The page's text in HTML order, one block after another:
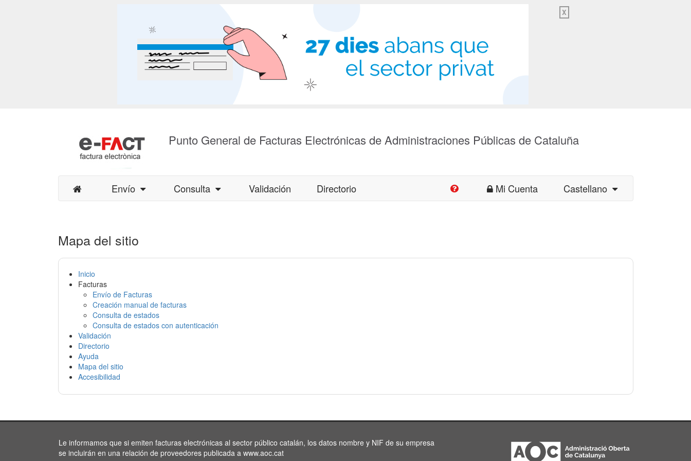
X
Punto General de Facturas Electrónicas de Administraciones Públicas de Cataluña
Envío Consulta Validación Directorio Mi Cuenta Castellano
Mapa del sitio
Inicio
Facturas
Envío de Facturas
Creación manual de facturas
Consulta de estados
Consulta de estados con autenticación
Validación
Directorio
Ayuda
Mapa del sitio
Accesibilidad
Le informamos que si emiten facturas electrónicas al sector público catalán, los datos nombre y NIF de su empresa
se incluirán en una relación de proveedores publicada a www.aoc.cat